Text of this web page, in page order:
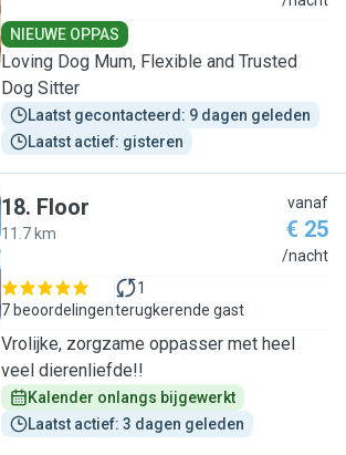
NIEUWE OPPAS
Loving Dog Mum, Flexible and Trusted
Dog Sitter
Laatst gecontacteerd: 9 dagen geleden
Laatst actief: gisteren
18. Floor
11.7 km
vanaf
€ 25
/nacht
7 beoordelingen
1
terugkerende gast
Vrolijke, zorgzame oppasser met heel
veel dierenliefde!!
Kalender onlangs bijgewerkt
Laatst actief: 3 dagen geleden